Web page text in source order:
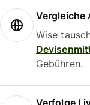
Vergleiche
Wise
Gebühren.